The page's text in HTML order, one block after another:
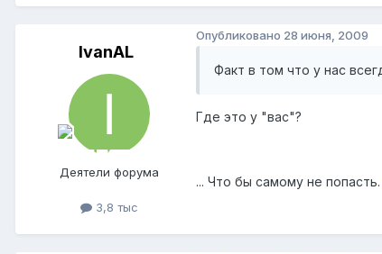
IvanAL
Деятели форума
3,8 тыс
Опубликовано 28 июня, 2009
Факт в том что у нас
Где это у "вас"?
... Что бы самому не попасть.